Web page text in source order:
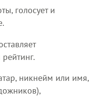
голосует и
никнейм или имя,